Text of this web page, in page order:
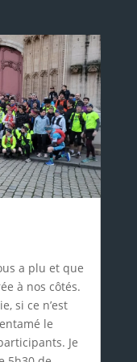
a plu et que
à nos côtés.
si ce n’est
le
Je